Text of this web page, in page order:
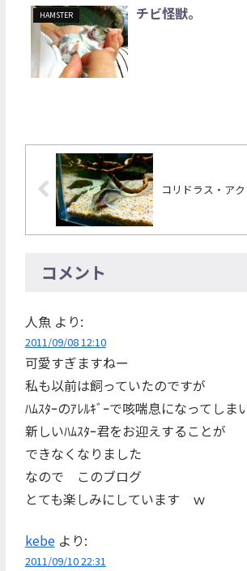
HAMSTER チビ怪獣。
コリドラス・ア
コメント
人魚 より:
2011/09/08 12:10
可愛すぎますねー
私も以前は飼っていたのですが
ﾊﾑｽﾀｰのｱﾚﾙｷﾞｰで咳喘息になってしま
新しいﾊﾑｽﾀｰ君をお迎えすることが
できなくなりました
なので このブログ
とても楽しみにしています ｗ
kebe より:
2011/09/10 22:31